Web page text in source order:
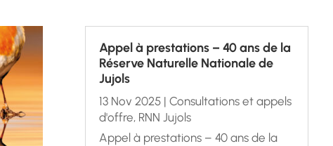
Appel à prestations – 40 ans de la
Réserve Naturelle Nationale de
Jujols
13 Nov 2025| Consultations et appels
d'offre, RNN Jujols
Appel à prestations – 40 ans de la